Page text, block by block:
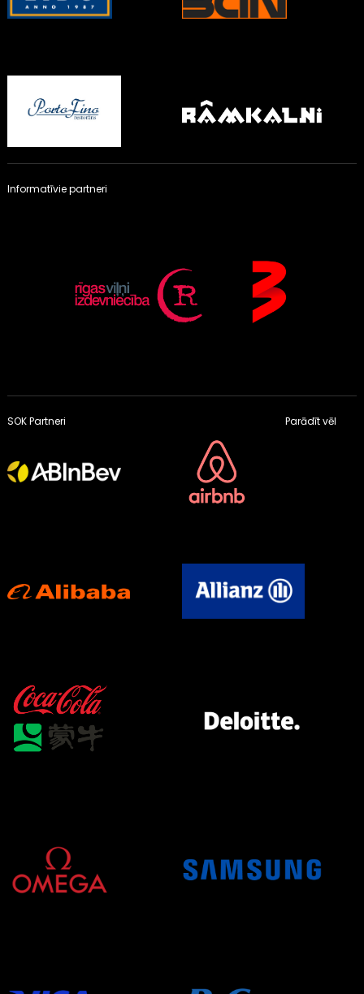
Informatīvie partneri
SOK Partneri Parādīt vēl